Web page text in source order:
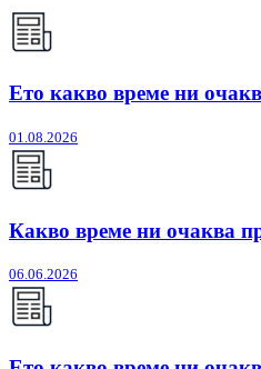
Ето какво време ни
01.08.2026
Какво време ни очаква
06.06.2026